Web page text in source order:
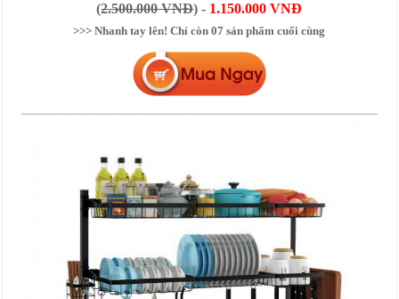
(2.500.000 VNĐ) - 1.150.000 VNĐ
>>> Nhanh tay lên! Chỉ còn 07 sản phẩm cuối cùng